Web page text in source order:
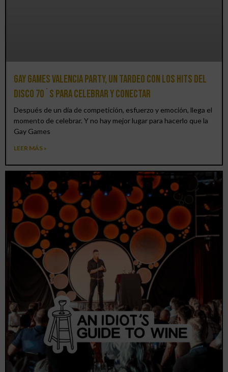
Gay Games Valencia Party, un tardeo con los hits del
DISCO 70´S para celebrar y conectar
Después de un día de competición, esfuerzo y emoción, llega el
momento de celebrar. Y no hay mejor lugar para hacerlo que la
Gay Games
LEER MÁS »